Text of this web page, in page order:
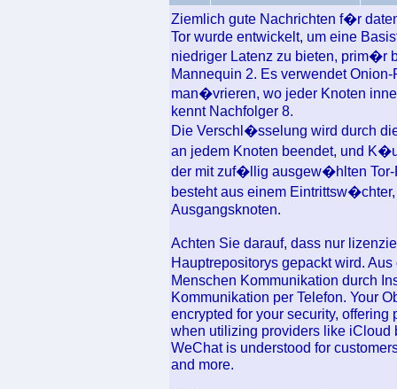
Ziemlich gute Nachrichten f�r
Tor wurde entwickelt, um eine
niedriger Latenz zu bieten, prim�r
Mannequin 2. Es verwendet
man�vrieren, wo jeder Knoten
kennt Nachfolger 8.
Die Verschl�sselung wird durch
an jedem Knoten beendet, und
der mit zuf�llig ausgew�hlten Tor-
besteht aus einem
Ausgangsknoten.
Achten Sie darauf, dass nur
Hauptrepositorys gepackt wird.
Menschen Kommunikation durch
Kommunikation per Telefon. Your
encrypted for your security,
when utilizing providers like iCloud
WeChat is understood for
and more.